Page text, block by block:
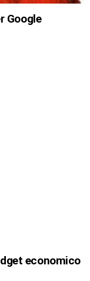
Google
economico